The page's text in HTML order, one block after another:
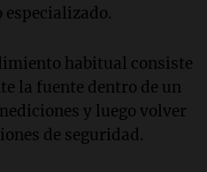
habitual consiste
la fuente dentro de un
y luego volver
de seguridad.